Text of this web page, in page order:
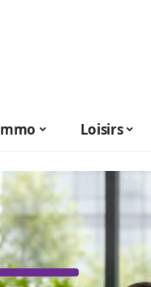
Loisirs